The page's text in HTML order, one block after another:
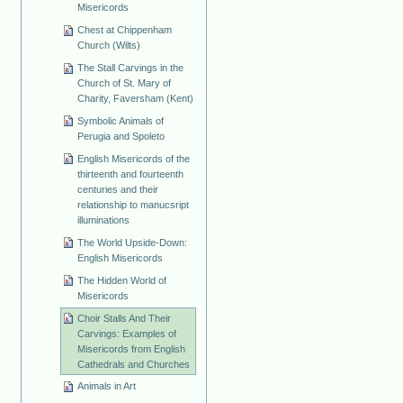
Misericords
Chest at Chippenham
Church (Wilts)
The Stall Carvings in the
Church of St. Mary of
Charity, Faversham (Kent)
Symbolic Animals of
Perugia and Spoleto
English Misericords of the
thirteenth and fourteenth
centuries and their
relationship to manucsript
illuminations
The World Upside-Down:
English Misericords
The Hidden World of
Misericords
Choir Stalls And Their
Carvings: Examples of
Misericords from English
Cathedrals and Churches
Animals in Art